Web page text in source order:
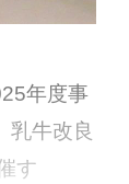
年度事
乳牛改良
す